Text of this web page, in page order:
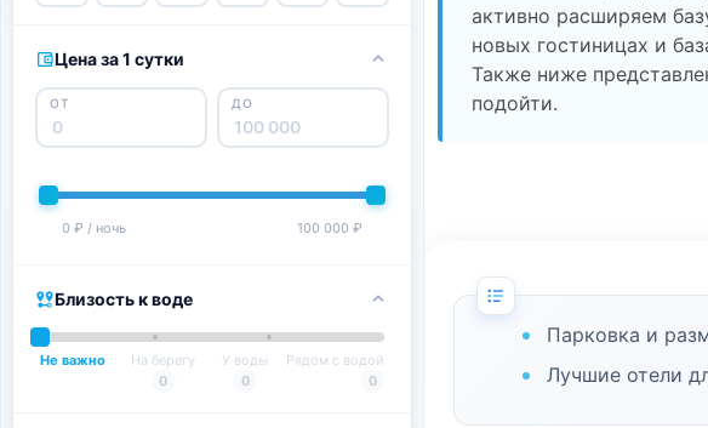
Цена за 1 сутки
ОТ ДО
0 ₽ / ночь 100 000 ₽
Близость к воде
Не важно
На берегу
0
У воды
0
Рядом с водой
0
активно расширяем
новых гостиницах и
Также ниже
подойти.
Парковка и
Лучшие отели